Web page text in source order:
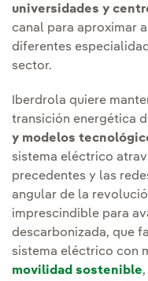
universidades y
canal para aproximar
diferentes
sector.
Iberdrola quiere
transición energética
y modelos
sistema eléctrico
precedentes y las
angular de la
imprescindible para
descarbonizada, que
sistema eléctrico con
movilidad sostenible